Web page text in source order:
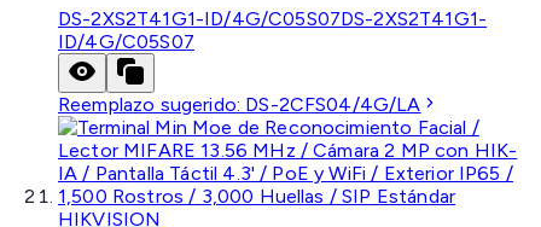
DS-2XS2T41G1-ID/4G/C05S07DS-2XS2T41G1-
ID/4G/C05S07
Reemplazo sugerido: DS-2CFS04/4G/LA
HIKVISION